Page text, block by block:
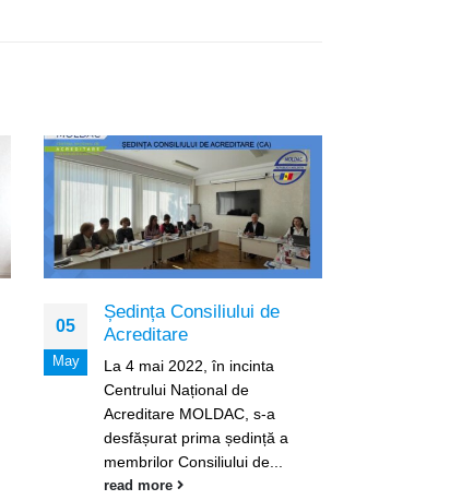
05
May
Ședința Consiliului de
Acreditare
La 4 mai 2022, în incinta
Centrului Național de
Acreditare MOLDAC, s-a
desfășurat prima ședință a
membrilor Consiliului de...
read more